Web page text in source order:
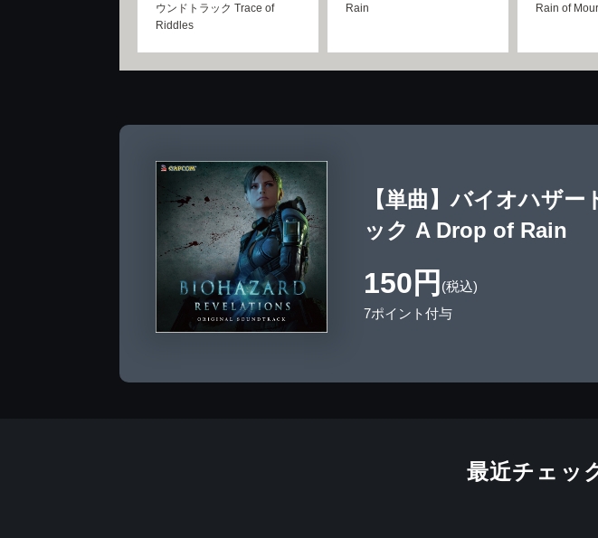
ウンドトラック Trace of
Riddles
Rain
Rain of
【単曲】バイオハザ
ック A Drop of Rain
150円 (税込)
7ポイント付与
最近チェッ